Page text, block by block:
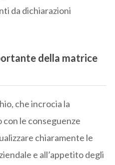
da dichiarazioni
della matrice
che incrocia la
le conseguenze
chiaramente le
e all’appetito degli